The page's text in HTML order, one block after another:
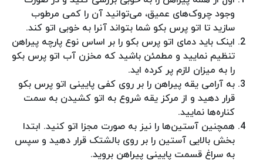
وجود چروک‌های عمیق، می‌توانید آن را کمی مرطوب
سازید تا اتو پرس بکو شما بتواند آنرا به خوبی اتو کند.
اینک باید دمای اتو پرس بکو را بر اساس نوع پارچه پیراهن
تنظیم نمایید و مطمئن باشید که مخزن آب اتو پرس بکو
را به میزان لازم پر کرده اید.
به آرامی یقه پیراهن را بر روی کفی پایینی اتو پرس بکو
قرار دهید و از مرکز یقه شروع به اتو کشیدن به سمت
کناره‌ها نمایید.
همچنین آستین‌ها را نیز به صورت مجزا اتو کنید. ابتدا
بخش بالایی آستین را بر روی بالشتک قرار دهید و سپس
به سراغ قسمت پایینی پیراهن بروید.